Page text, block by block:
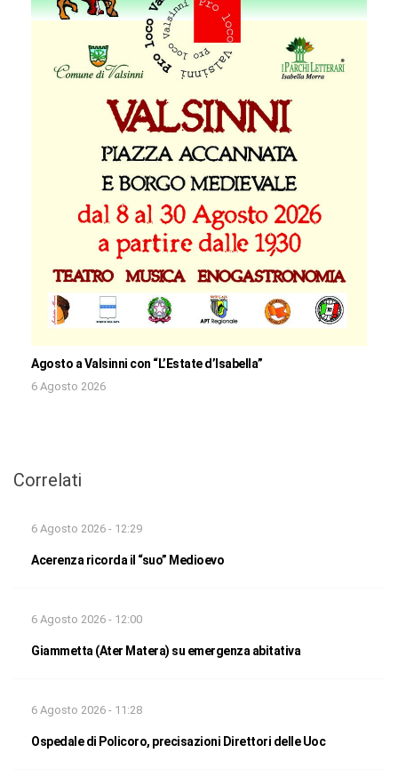
Agosto a Valsinni con “L’Estate d’Isabella”
6 Agosto 2026
Correlati
6 Agosto 2026 - 12:29
Acerenza ricorda il “suo” Medioevo
6 Agosto 2026 - 12:00
Giammetta (Ater Matera) su emergenza abitativa
6 Agosto 2026 - 11:28
Ospedale di Policoro, precisazioni Direttori delle Uoc